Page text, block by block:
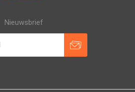
Nieuwsbrief